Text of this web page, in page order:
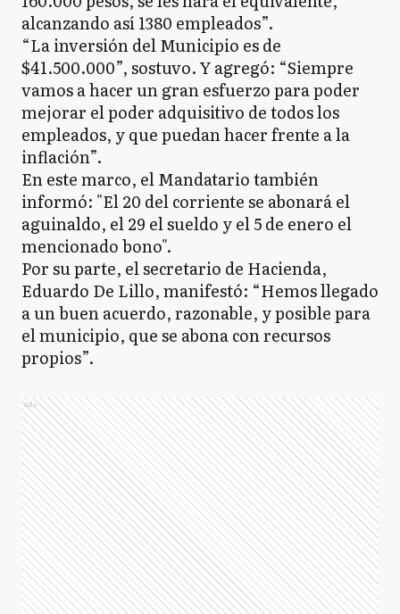
alcanzando así 1380 empleados”.
“La inversión del Municipio es de
$41.500.000”, sostuvo. Y agregó: “Siempre
vamos a hacer un gran esfuerzo para poder
mejorar el poder adquisitivo de todos los
empleados, y que puedan hacer frente a la
inflación”.
En este marco, el Mandatario también
informó: "El 20 del corriente se abonará el
aguinaldo, el 29 el sueldo y el 5 de enero el
mencionado bono".
Por su parte, el secretario de Hacienda,
Eduardo De Lillo, manifestó: “Hemos llegado
a un buen acuerdo, razonable, y posible para
el municipio, que se abona con recursos
propios”.
Ads